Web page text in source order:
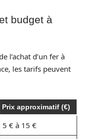
budget à
l’achat d’un fer à
les tarifs peuvent
Prix approximatif (€)
5 € à 15 €